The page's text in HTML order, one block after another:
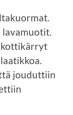
lavamuotit.
kottikärryt
jouduttiin